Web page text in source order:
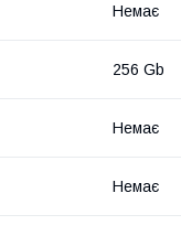
Немає
256 Gb
Немає
Немає